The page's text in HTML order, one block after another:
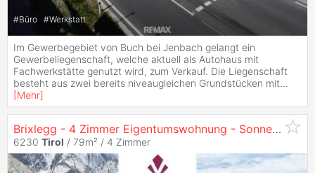
#Büro #Werkstatt
Im Gewerbegebiet von Buch bei Jenbach gelangt ein
Gewerbeliegenschaft, welche aktuell als Autohaus mit
Fachwerkstätte genutzt wird, zum Verkauf. Die Liegenschaft
besteht aus zwei bereits niveaugleichen Grundstücken mit...
[Mehr]
Brixlegg - 4 Zimmer Eigentumswohnung - Sonnenlicht Durch den Süd-West Balkon
6230 Tirol / 79m² / 4 Zimmer